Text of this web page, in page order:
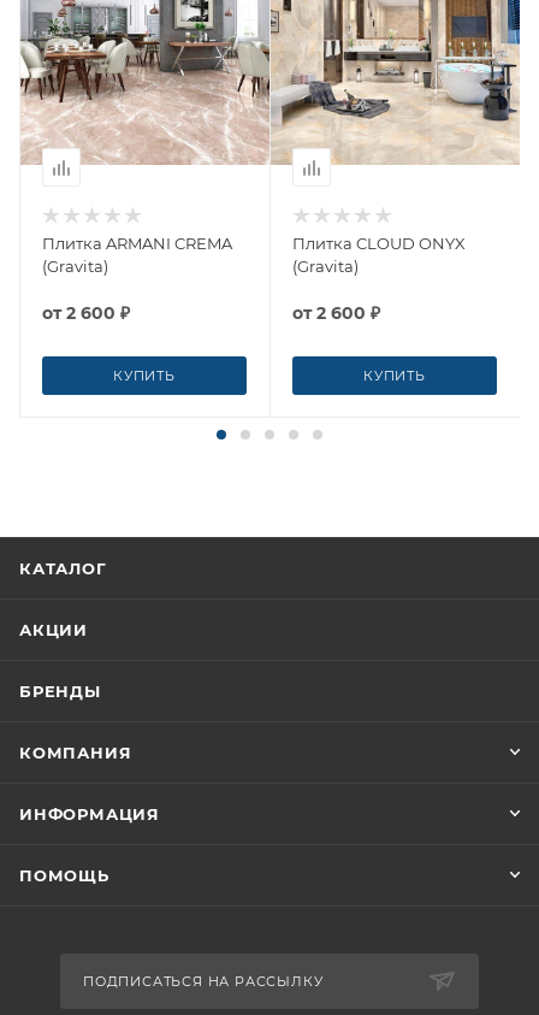
Плитка ARMANI CREMA
(Gravita)
от2 600 ₽
КУПИТЬ
Плитка CLOUD ONYX
(Gravita)
от2 600 ₽
КУПИТЬ
КАТАЛОГ
АКЦИИ
БРЕНДЫ
КОМПАНИЯ
ИНФОРМАЦИЯ
ПОМОЩЬ
ПОДПИСАТЬСЯ НА РАССЫЛКУ